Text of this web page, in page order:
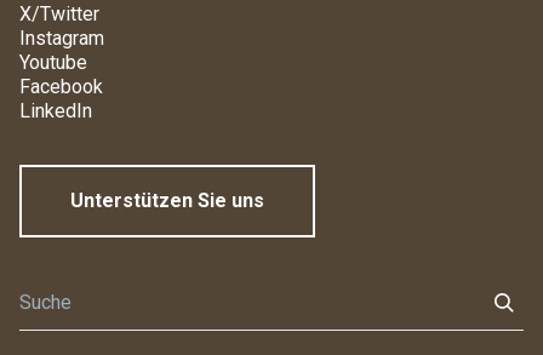
X/Twitter
Instagram
Youtube
Facebook
LinkedIn
Unterstützen Sie uns